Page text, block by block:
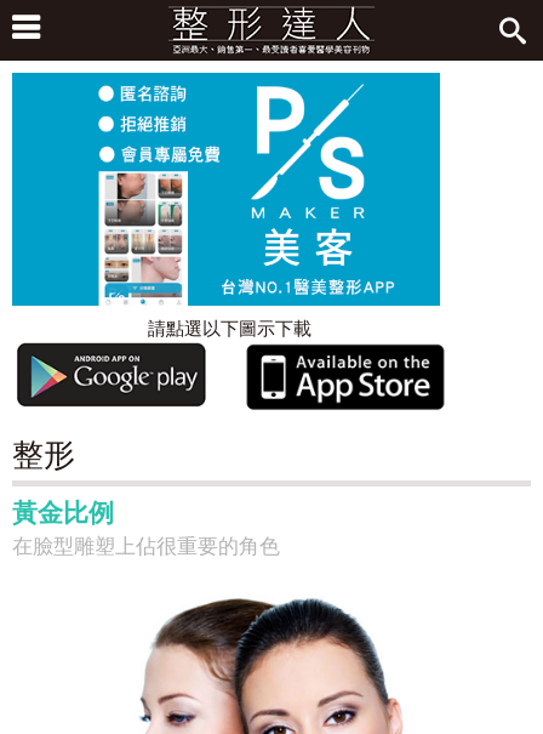
請點選以下圖示下載
整形
黃金比例
在臉型雕塑上佔很重要的角色